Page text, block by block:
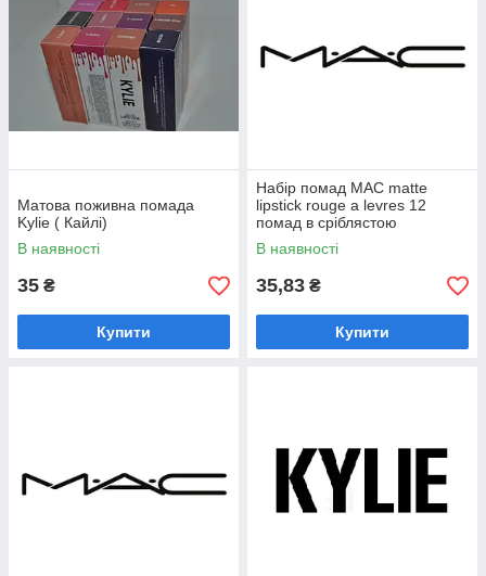
Як швидко і легко оформити
замовлення декоративної косметики
Виберіть косметичний продукт в
каталозі
Зробіть замовлення через корзину
Накладений за передоплатою 100
Матова поживна помада
Kylie ( Кайлі)
В наявності
35 ₴
Купити
Набір помад MAC matte
lipstick rouge a levres 12
помад в сріблястою
подарунковій упаковці
В наявності
35,83 ₴
Купити